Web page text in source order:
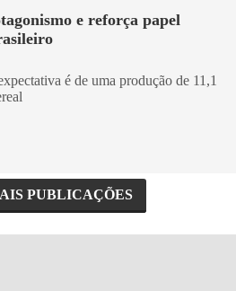
e reforça papel
é de uma produção de 11,1
PUBLICAÇÕES